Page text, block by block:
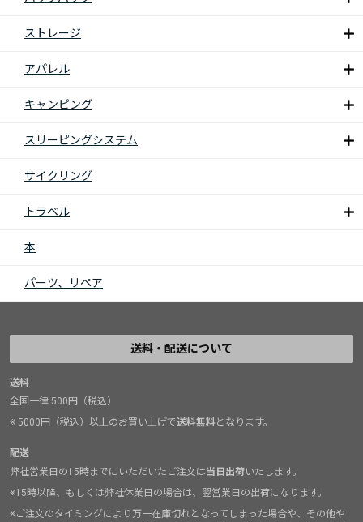
ストレージ
アパレル
キャンピング
スリーピングシステム
サイクリング
トラベル
本
パーツ、リペア
送料・配送について
送料
全国一律 500円（税込）
※ 5000円（税込）以上のお買い上げで送料無料となります。
配送
弊社営業日の15時までにいただいたご注文は当日出荷いたします。
※15時以降、もしくは弊社休業日の場合は、翌営業日の出荷になります。
※ご注文のタイミングにより万一在庫切れとなってしまった場合や、その他や